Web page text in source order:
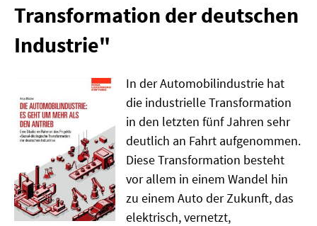
MATERIALIEN ZUR SOMMERSCHULE
MEMO-FORUM
SOMMERSCHULE
SOMMERSCHULE 2025
SOMMERSCHULE 2024
SOMMERSCHULE 2023
SOMMERSCHULE 2022
Transformation der deutschen
Industrie"
In der Automobilindustrie hat
die industrielle Transformation
in den letzten fünf Jahren sehr
deutlich an Fahrt aufgenommen.
Diese Transformation besteht
vor allem in einem Wandel hin
zu einem Auto der Zukunft, das
elektrisch, vernetzt,